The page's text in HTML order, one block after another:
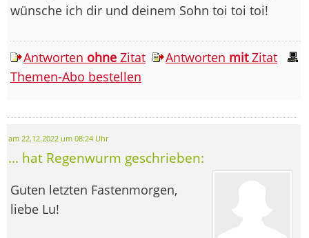
wünsche ich dir und deinem Sohn toi toi toi!
Antworten ohne Zitat Antworten mitZitat
Themen-Abo bestellen
am 22.12.2022 um 08:24 Uhr
... hat Regenwurm geschrieben:
Guten letzten Fastenmorgen,
liebe Lu!